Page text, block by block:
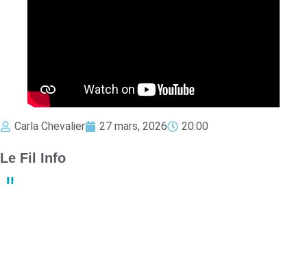
Carla Chevalier 27 mars, 2026 20:00
Le Fil Info